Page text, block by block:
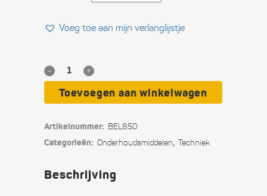
Voeg toe aan mijn verlanglijstje
Duralac
Green
quantity
Toevoegen aan winkelwagen
Artikelnummer: BEL850
Categorieën: Onderhouds­middelen, Techniek
Beschrijving